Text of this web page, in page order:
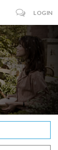
LOGIN